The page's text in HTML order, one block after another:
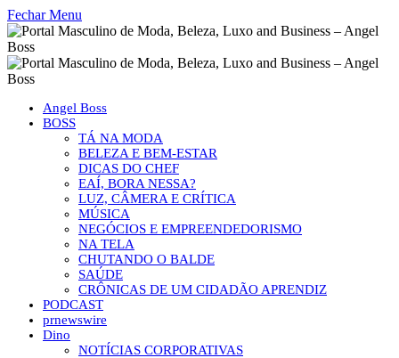
Fechar Menu
Angel Boss
BOSS
TÁ NA MODA
BELEZA E BEM-ESTAR
DICAS DO CHEF
EAÍ, BORA NESSA?
LUZ, CÂMERA E CRÍTICA
MÚSICA
NEGÓCIOS E EMPREENDEDORISMO
NA TELA
CHUTANDO O BALDE
SAÚDE
CRÔNICAS DE UM CIDADÃO APRENDIZ
PODCAST
prnewswire
Dino
NOTÍCIAS CORPORATIVAS